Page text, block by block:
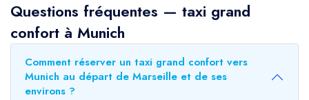
Questions fréquentes — taxi grand
confort à Munich
Comment réserver un taxi grand confort vers
Munich au départ de Marseille et de ses
environs ?